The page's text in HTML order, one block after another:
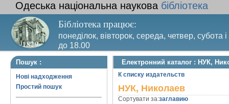
Одеська національна наукова бібліотека
Бібліотека працює:
понеділок, вівторок, середа, четвер, субота
до 18.00
Вихідний день – п’ятниця. Останній четвер
Пошук :
Нові надходження
Простий пошук
Електронний каталог : НУК,
К списку издательств
НУК, Николаев
Сортувати за:заглавию